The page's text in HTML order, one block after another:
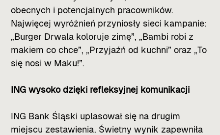
obecnych i potencjalnych pracowników.
Najwięcej wyróżnień przyniosły sieci kampanie:
„Burger Drwala koloruje zimę”, „Bambi robi z
makiem co chce”, „Przyjaźń od kuchni” oraz „To
się nosi w Maku!”.
ING wysoko dzięki refleksyjnej komunikacji
ING Bank Śląski uplasował się na drugim
miejscu zestawienia. Świetny wynik zapewniła